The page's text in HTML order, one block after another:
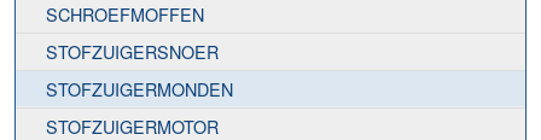
SCHROEFMOFFEN
STOFZUIGERSNOER
STOFZUIGERMONDEN
STOFZUIGERMOTOR